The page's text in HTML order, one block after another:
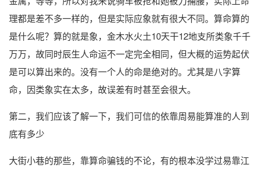
理都是差不多一样的，但是实际应象就有很大不同。算命算的
是什么呢？算的就是象，金木水火土10天干12地支所类象千千
万万，故同时辰生人命运不一定完全相同，但大概的运势起伏
是可以算出来的。没有一个人的命是绝对的。尤其是八字算
命，因类象实在太多，故误差有时甚至会很大。
第二，我们应该了解一下，我们可信的依靠周易能算准的人到
底有多少
大街小巷的那些，靠算命骗钱的不论，有的根本没学过易靠江